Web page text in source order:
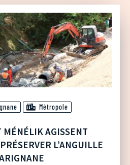
Métropole
MÉNÉLIK AGISSENT
L’ANGUILLE